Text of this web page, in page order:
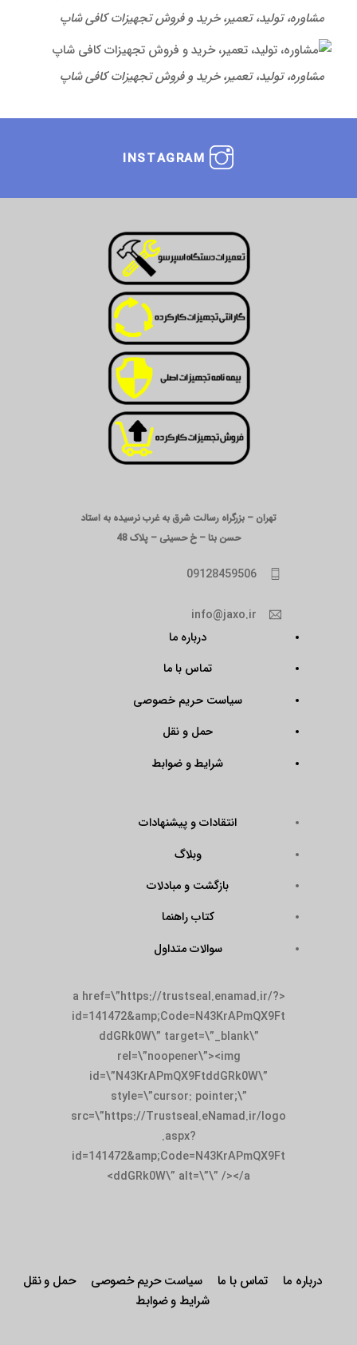
مشاوره، تولید، تعمیر، خرید و فروش تجهیزات کافی شاپ
مشاوره، تولید، تعمیر، خرید و فروش تجهیزات کافی شاپ
INSTAGRAM
تهران – بزرگراه رسالت شرق به غرب نرسیده به استاد
حسن بنا – خ حسینی – پلاک 48
09128459506
info@jaxo.ir
درباره ما
تماس با ما
سیاست حریم خصوصی
حمل و نقل
شرایط و ضوابط
انتقادات و پیشنهادات
وبلاگ
بازگشت و مبادلات
کتاب راهنما
سوالات متداول
<a href=\”https://trustseal.enamad.ir/?
id=141472&amp;Code=N43KrAPmQX9Ft
ddGRk0W\” target=\”_blank\”
rel=\”noopener\”><img
id=\”N43KrAPmQX9FtddGRk0W\”
style=\”cursor: pointer;\”
src=\”https://Trustseal.eNamad.ir/logo
.aspx?
id=141472&amp;Code=N43KrAPmQX9Ft
ddGRk0W\” alt=\”\” /></a>
درباره ما تماس با ما سیاست حریم خصوصی
حمل و نقل
شرایط و ضوابط